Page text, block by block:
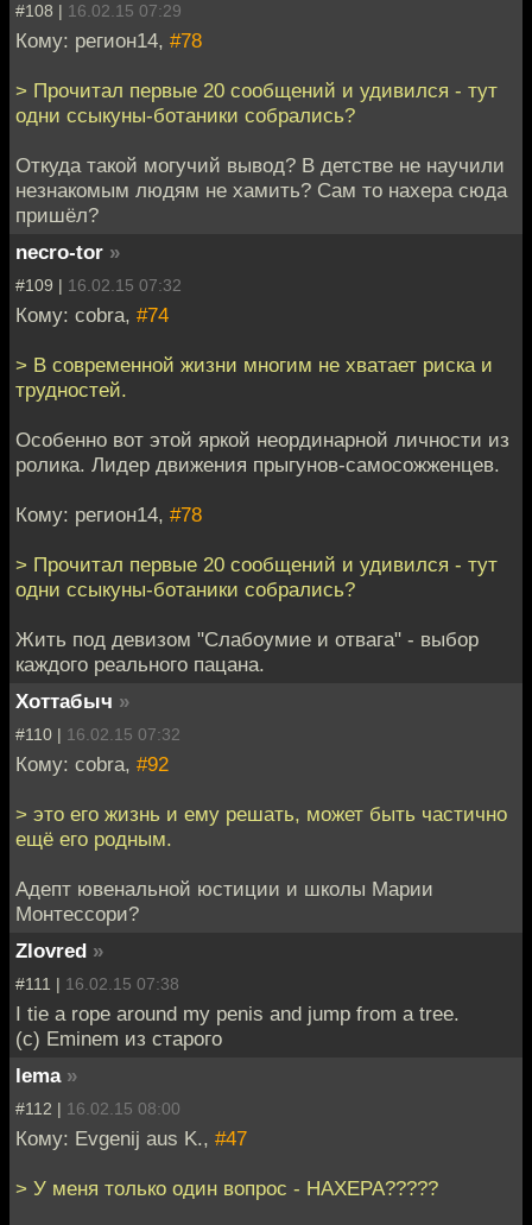
#108 | 16.02.15 07:29
Кому: регион14, #78
> Прочитал первые 20 сообщений и удивился - тут
одни ссыкуны-ботаники собрались?
Откуда такой могучий вывод? В детстве не научили
незнакомым людям не хамить? Сам то нахера сюда
пришёл?
necro-tor »
#109 | 16.02.15 07:32
Кому: cobra, #74
> В современной жизни многим не хватает риска и
трудностей.
Особенно вот этой яркой неординарной личности из
ролика. Лидер движения прыгунов-самосожженцев.
Кому: регион14, #78
> Прочитал первые 20 сообщений и удивился - тут
одни ссыкуны-ботаники собрались?
Жить под девизом "Слабоумие и отвага" - выбор
каждого реального пацана.
Хоттабыч »
#110 | 16.02.15 07:32
Кому: cobra, #92
> это его жизнь и ему решать, может быть частично
ещё его родным.
Адепт ювенальной юстиции и школы Марии
Монтессори?
Zlovred »
#111 | 16.02.15 07:38
I tie a rope around my penis and jump from a tree.
(c) Eminem из старого
lema »
#112 | 16.02.15 08:00
Кому: Evgenij aus K., #47
> У меня только один вопрос - НАХЕРА?????